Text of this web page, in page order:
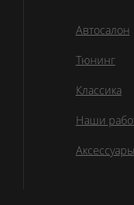
Автосалон
Тюнинг
Классика
Наши
Аксессуары